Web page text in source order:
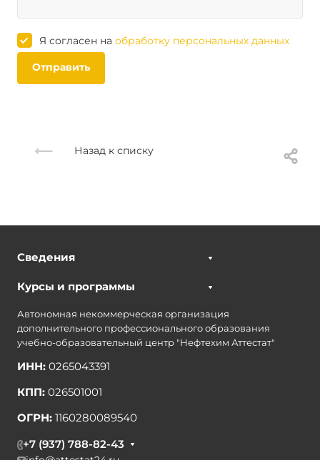
Я согласен на обработку персональных данных
Отправить
Назад к списку
Сведения
Курсы и программы
Автономная некоммерческая организация
дополнительного профессионального образования
учебно-образовательный центр "Нефтехим Аттестат"
ИНН: 0265043391
КПП: 026501001
ОГРН: 1160280089540
+7 (937) 788-82-43